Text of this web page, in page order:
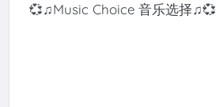
💞♫Music Choice 音乐选择♫💞